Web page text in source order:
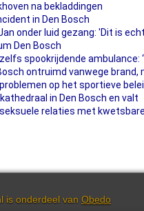
na bekladdingen
in Den Bosch
onder luid gezang: 'Dit is
Den Bosch
spookrijdende ambulance:
ontruimd vanwege brand,
op het sportieve
in Den Bosch en valt
relaties met
is onderdeel van Obedo